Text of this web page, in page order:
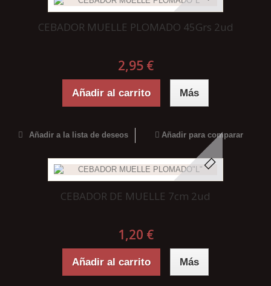
CEBADOR MUELLE PLOMADO 45Grs 2ud
2,95 €
Añadir al carrito Más
Añadir a la lista de deseos Añadir para comparar
CEBADOR DE MUELLE 7cm 2ud
1,20 €
Añadir al carrito Más